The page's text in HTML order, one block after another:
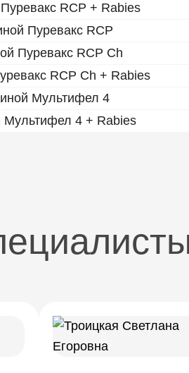
RCP + Rabies
Пуревакс RCP
Пуревакс RCP Ch
RCP Ch + Rabies
Мультифел 4
Мультифел 4 + Rabies